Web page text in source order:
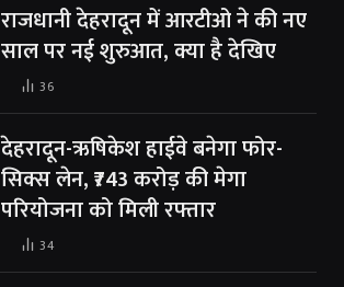
राजधानी देहरादून में आरटीओ ने की नए
साल पर नई शुरुआत, क्या है देखिए
36
देहरादून-ऋषिकेश हाईवे बनेगा फोर-
सिक्स लेन, ₹743 करोड़ की मेगा
परियोजना को मिली रफ्तार
34